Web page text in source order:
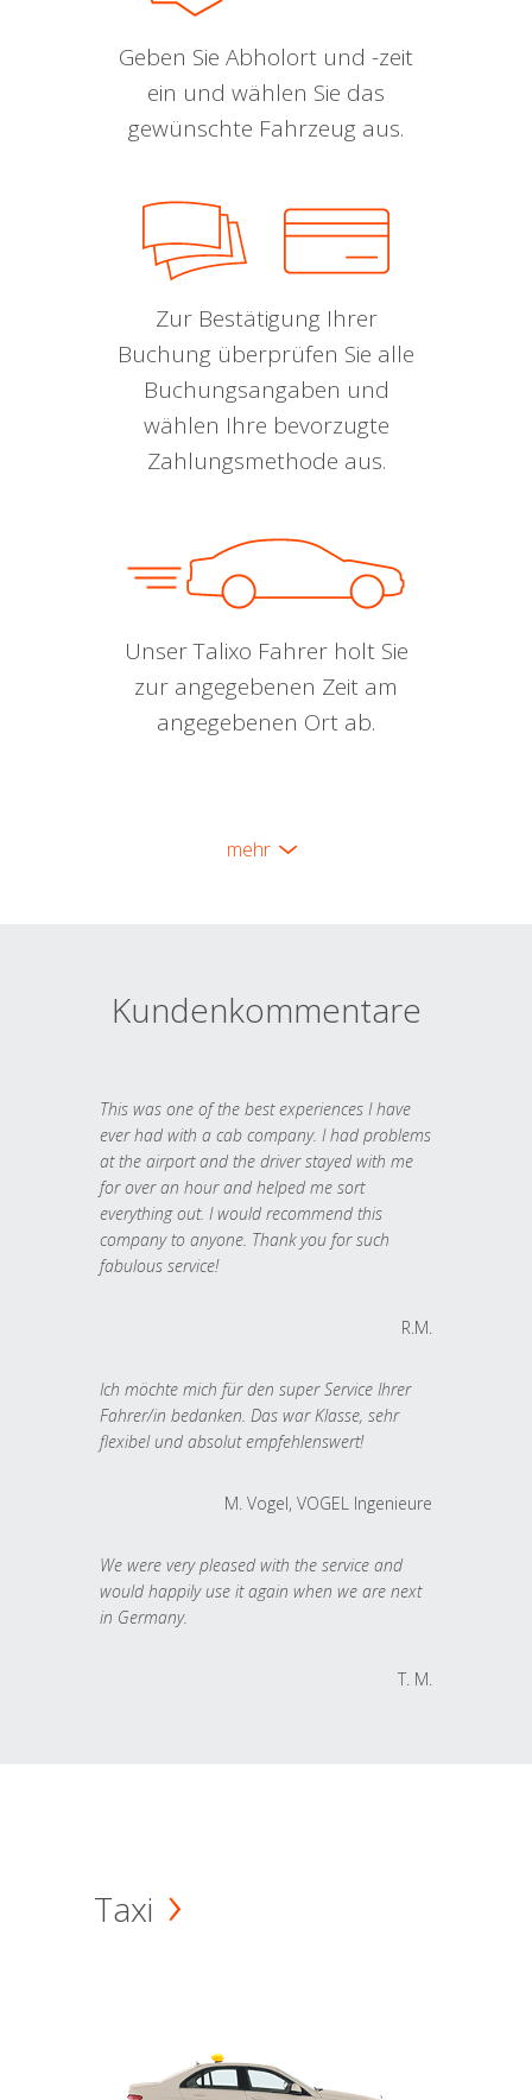
Geben Sie Abholort und -zeit
ein und wählen Sie das
gewünschte Fahrzeug aus.
Zur Bestätigung Ihrer
Buchung überprüfen Sie alle
Buchungsangaben und
wählen Ihre bevorzugte
Zahlungsmethode aus.
Unser Talixo Fahrer holt Sie
zur angegebenen Zeit am
angegebenen Ort ab.
mehr
Kundenkommentare
This was one of the best experiences I have
ever had with a cab company. I had problems
at the airport and the driver stayed with me
for over an hour and helped me sort
everything out. I would recommend this
company to anyone. Thank you for such
fabulous service!
R.M.
Ich möchte mich für den super Service Ihrer
Fahrer/in bedanken. Das war Klasse, sehr
flexibel und absolut empfehlenswert!
M. Vogel, VOGEL Ingenieure
We were very pleased with the service and
would happily use it again when we are next
in Germany.
T. M.
Taxi